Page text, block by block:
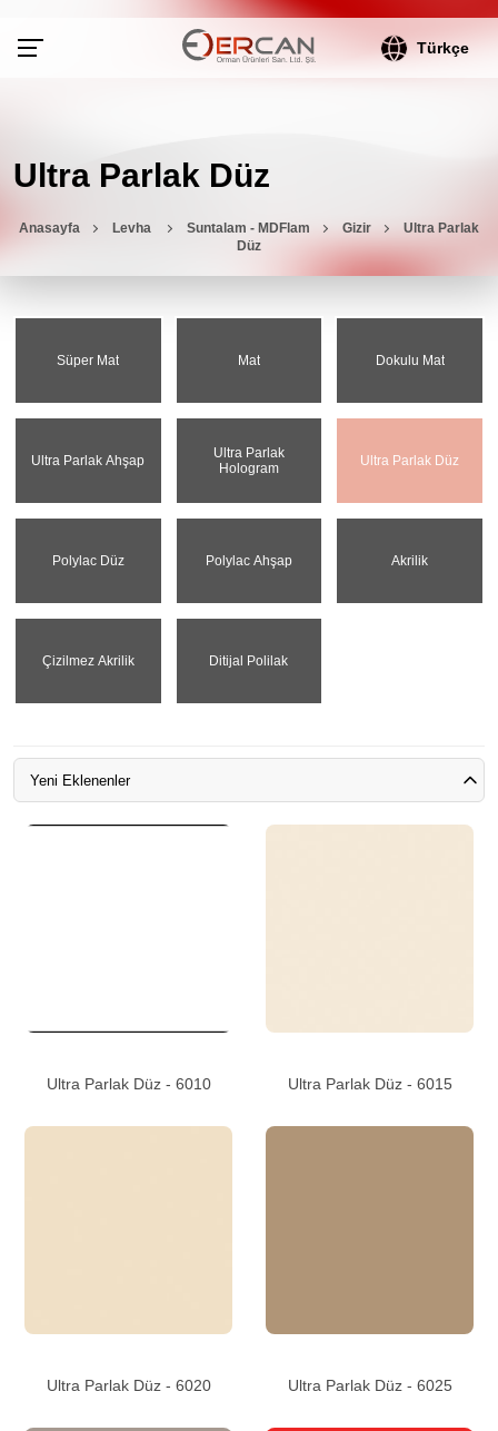
Türkçe
Ultra Parlak Düz
Anasayfa Levha Suntalam - MDFlam Gizir
Ultra Parlak
Düz
Süper Mat Mat Dokulu Mat
Ultra Parlak Ahşap
Ultra Parlak
Hologram
Ultra Parlak Düz
Polylac Düz Polylac Ahşap Akrilik
Çizilmez Akrilik Ditijal Polilak
Yeni Eklenenler
Ultra Parlak Düz - 6010 Ultra Parlak Düz - 6015
Ultra Parlak Düz - 6020 Ultra Parlak Düz - 6025